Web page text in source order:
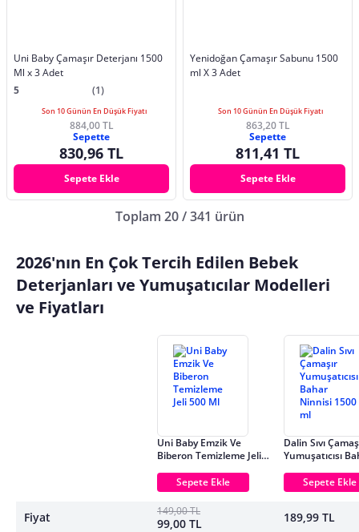
Uni Baby Çamaşır Deterjanı 1500
Ml x 3 Adet
5
(1)
Son 10 Günün En Düşük Fiyatı
884,00 TL
Sepette
830,96 TL
Sepete Ekle
Yenidoğan Çamaşır Sabunu 1500
ml X 3 Adet
Son 10 Günün En Düşük Fiyatı
863,20 TL
Sepette
811,41 TL
Sepete Ekle
Toplam 20 / 341 ürün
2026'nın En Çok Tercih Edilen Bebek
Deterjanları ve Yumuşatıcılar Modelleri
ve Fiyatları
Fiyat
Uni Baby Emzik Ve
Biberon Temizleme Jeli
Sepete Ekle
149,00 TL
99,00 TL
Dalin Sıvı
Yumuşatıcısı
Sepete Ekle
189,99 TL